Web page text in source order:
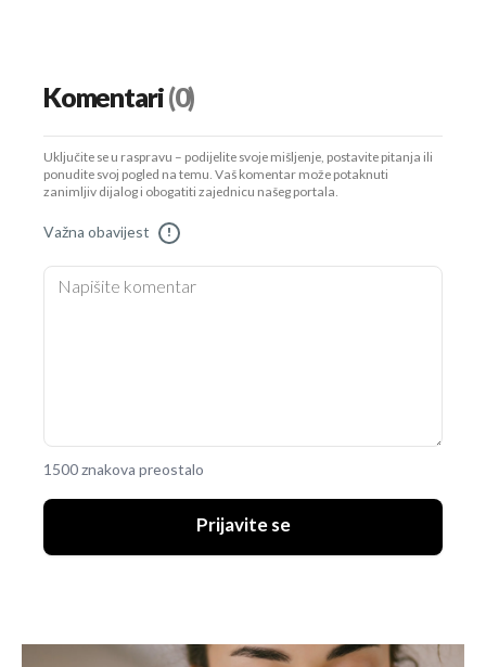
Komentari(0)
Uključite se u raspravu – podijelite svoje mišljenje, postavite pitanja ili
ponudite svoj pogled na temu. Vaš komentar može potaknuti
zanimljiv dijalog i obogatiti zajednicu našeg portala.
Važna obavijest !
1500 znakova preostalo
Prijavite se